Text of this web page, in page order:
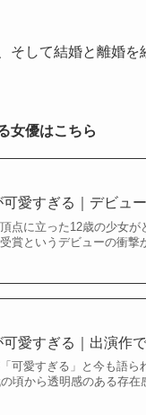
して結婚と離婚
女優はこちら
愛すぎる｜デビュ
点に立った12歳の少女
賞というデビューの衝撃
愛すぎる｜出演作
可愛すぎる」と今も語
頃から透明感のある存在